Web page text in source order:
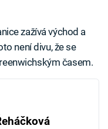
zažívá východ a
není divu, že se
časem.